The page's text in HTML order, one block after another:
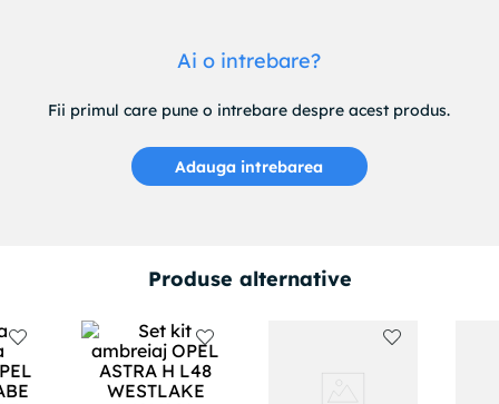
Ai o intrebare?
Fii primul care pune o intrebare despre acest produs.
Adauga intrebarea
Produse alternative